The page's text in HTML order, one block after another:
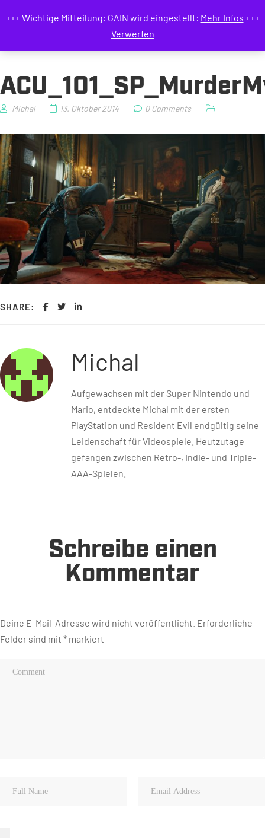
+++ Wichtige Mitteilung: GAIN wird eingestellt: Mehr Infos +++
Verwerfen
GAIN MAGAZIN
Michal 13. Oktober 2014 0 Comments
SHARE:
Michal
Aufgewachsen mit der Super Nintendo und
Mario, entdeckte Michal mit der ersten
PlayStation und Resident Evil endgültig seine
Leidenschaft für Videospiele. Heutzutage
gefangen zwischen Retro-, Indie- und Triple-
AAA-Spielen.
Schreibe einen
Kommentar
Deine E-Mail-Adresse wird nicht veröffentlicht. Erforderliche
Felder sind mit * markiert